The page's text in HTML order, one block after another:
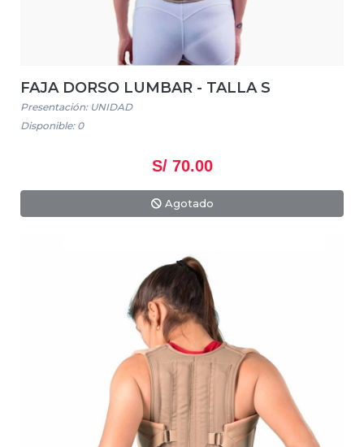
FAJA DORSO LUMBAR - TALLA S
Presentación: UNIDAD
Disponible: 0
S/ 70.00
Agotado